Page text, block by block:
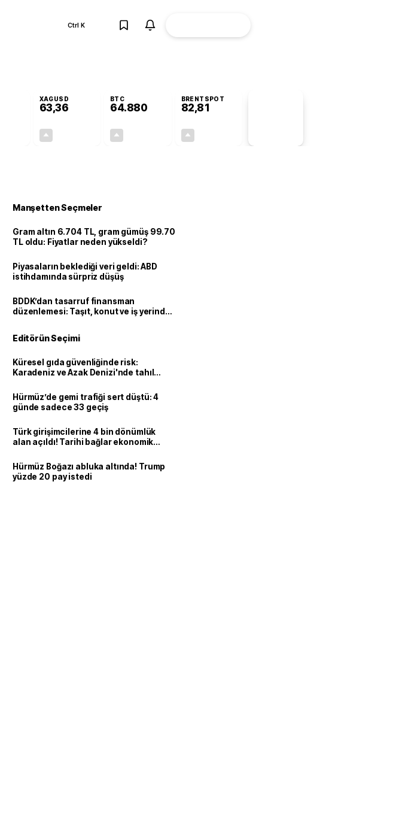
Ctrl K
XAGUSD
63,36
BTC
64.880
BRENTSPOT
82,81
Manşetten Seçmeler
Gram altın 6.704 TL, gram gümüş 99.70
TL oldu: Fiyatlar neden yükseldi?
Piyasaların beklediği veri geldi: ABD
istihdamında sürpriz düşüş
BDDK’dan tasarruf finansman
düzenlemesi: Taşıt, konut ve iş yerinde
Editörün Seçimi
Küresel gıda güvenliğinde risk:
Karadeniz ve Azak Denizi'nde tahıl
Hürmüz’de gemi trafiği sert düştü: 4
günde sadece 33 geçiş
Türk girişimcilerine 4 bin dönümlük
alan açıldı! Tarihi bağlar ekonomik
Hürmüz Boğazı abluka altında! Trump
yüzde 20 pay istedi